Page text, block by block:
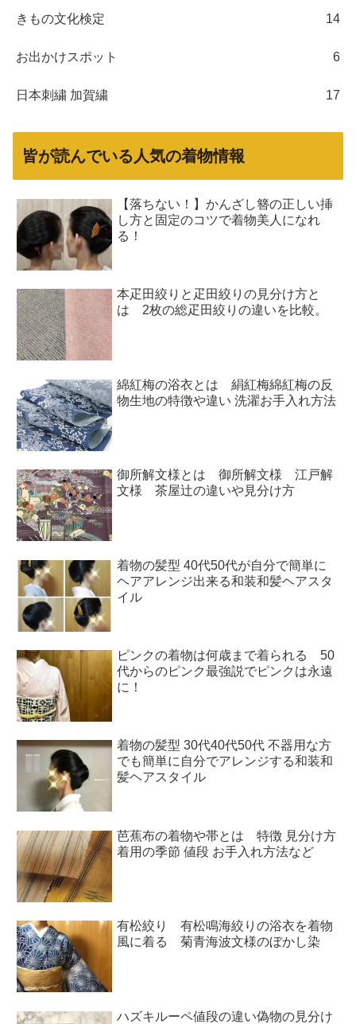
きもの文化検定 14
お出かけスポット 6
日本刺繍 加賀繍 17
皆が読んでいる人気の着物情報
【落ちない！】かんざし簪の正しい挿
し方と固定のコツで着物美人になれ
る！
本疋田絞りと疋田絞りの見分け方と
は 2枚の総疋田絞りの違いを比較。
綿紅梅の浴衣とは 絹紅梅綿紅梅の反
物生地の特徴や違い 洗濯お手入れ方法
御所解文様とは 御所解文様 江戸解
文様 茶屋辻の違いや見分け方
着物の髪型 40代50代が自分で簡単に
ヘアアレンジ出来る和装和髪ヘアスタ
イル
ピンクの着物は何歳まで着られる 50
代からのピンク最強説でピンクは永遠
に！
着物の髪型 30代40代50代 不器用な方
でも簡単に自分でアレンジする和装和
髪ヘアスタイル
芭蕉布の着物や帯とは 特徴 見分け方
着用の季節 値段 お手入れ方法など
有松絞り 有松鳴海絞りの浴衣を着物
風に着る 菊青海波文様のぼかし染
ハズキルーペ値段の違い偽物の見分け